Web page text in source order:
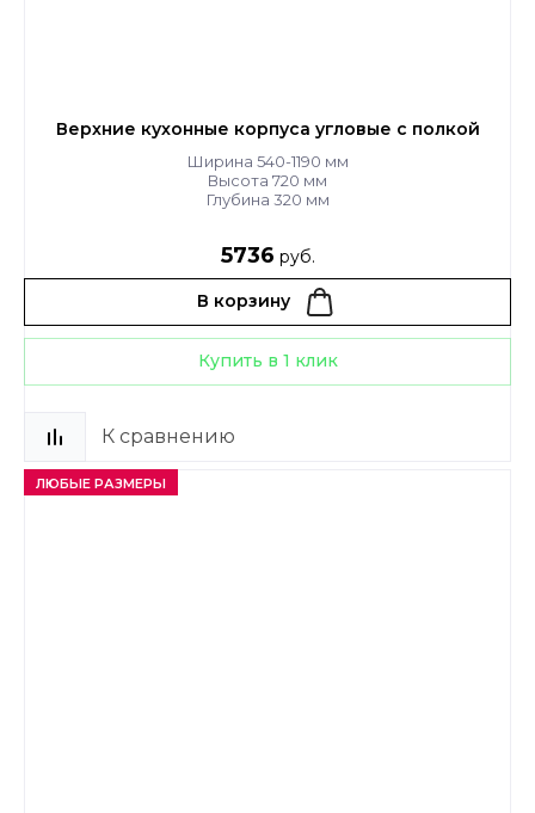
Верхние кухонные корпуса угловые с полкой
Ширина 540-1190 мм
Высота 720 мм
Глубина 320 мм
5736 руб.
В корзину
Купить в 1 клик
К сравнению
ЛЮБЫЕ РАЗМЕРЫ